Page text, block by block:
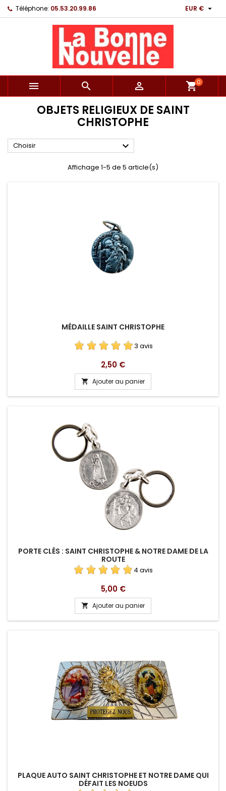
Téléphone: 05.53.20.99.86 EUR € 
   shopping_cart0
OBJETS RELIGIEUX DE SAINT
CHRISTOPHE
Choisir 
Affichage 1-5 de 5 article(s)
MÉDAILLE SAINT CHRISTOPHE
3 avis
Prix
2,50 €
 Ajouter au panier
PORTE CLÉS : SAINT CHRISTOPHE & NOTRE DAME DE LA
ROUTE
4 avis
Prix
5,00 €
 Ajouter au panier
PLAQUE AUTO SAINT CHRISTOPHE ET NOTRE DAME QUI
DÉFAIT LES NOEUDS